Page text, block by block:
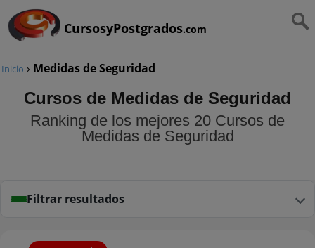
CursosyPostgrados.com
Inicio › Medidas de Seguridad
Cursos de Medidas de Seguridad
Ranking de los mejores 20 Cursos de
Medidas de Seguridad
Filtrar resultados